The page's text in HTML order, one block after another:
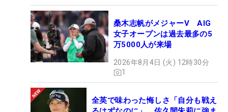
桑木志帆がメジャーV AIG
女子オープンは過去最多の5
万5000人が来場
2026年8月4日 (火) 12時30分
1
全英で味わった悔しさ「自分も戦え